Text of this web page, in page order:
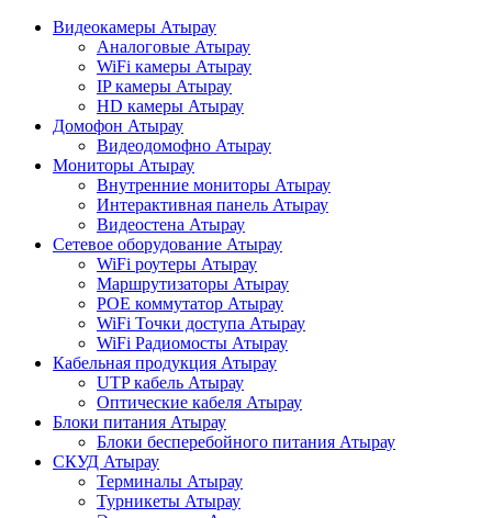
Видеокамеры Атырау
Аналоговые Атырау
WiFi камеры Атырау
IP камеры Атырау
HD камеры Атырау
Домофон Атырау
Видеодомофно Атырау
Мониторы Атырау
Внутренние мониторы Атырау
Интерактивная панель Атырау
Видеостена Атырау
Сетевое оборудование Атырау
WiFi роутеры Атырау
Маршрутизаторы Атырау
POE коммутатор Атырау
WiFi Точки доступа Атырау
WiFi Радиомосты Атырау
Кабельная продукция Атырау
UTP кабель Атырау
Оптические кабеля Атырау
Блоки питания Атырау
Блоки бесперебойного питания Атырау
СКУД Атырау
Терминалы Атырау
Турникеты Атырау